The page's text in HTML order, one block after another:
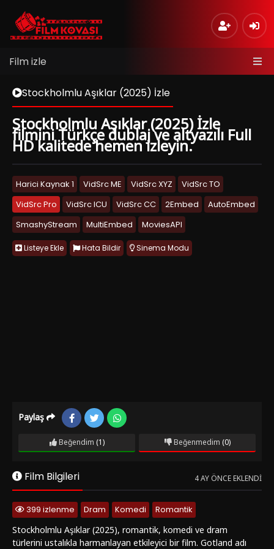
Film izle
Stockholmlu Aşıklar (2025) İzle
Stockholmlu Aşıklar (2025) İzle
filmini Türkçe dublaj ve altyazılı Full
HD kalitede hemen izleyin.
Harici Kaynak 1 VidSrc ME VidSrc XYZ
VidSrc TO
VidSrc Pro
VidSrc ICU VidSrc CC 2Embed
AutoEmbed
SmashyStream
MultiEmbed MoviesAPI
Listeye Ekle Hata Bildir Sinema Modu
Paylaş
Beğendim (1) Beğenmedim (0)
Film Bilgileri 4 AY ÖNCE EKLENDI
399 izlenme Dram Komedi
Romantik
Stockholmlu Aşıklar (2025), romantik, komedi ve dram
türlerini ustalıkla harmanlayan etkileyici bir film. Gotland adı